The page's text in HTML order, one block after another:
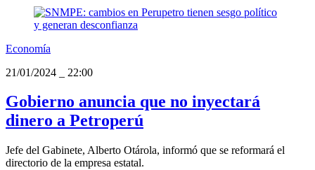
Economía
21/01/2024
22:00
Gobierno anuncia que no inyectará
dinero a Petroperú
Jefe del Gabinete, Alberto Otárola, informó que se reformará el
directorio de la empresa estatal.